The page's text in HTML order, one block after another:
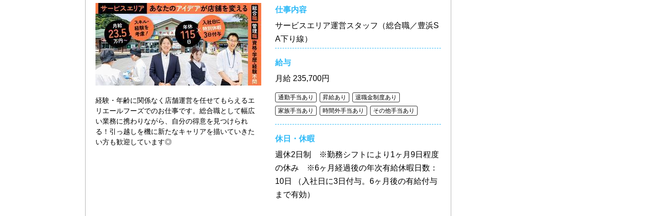
経験・年齢に関係なく店舗運営を任せてもらえるエ
リエールフーズでのお仕事です。総合職として幅広
い業務に携わりながら、自分の得意を見つけられ
る！引っ越しを機に新たなキャリアを描いていきた
い方も歓迎しています◎
仕事内容
サービスエリア運営スタッフ（総合職／豊浜S
A下り線）
給与
月給 235,700円
通勤手当あり 昇給あり
退職金制度あり
家族手当あり
時間外手当あり その他手当あり
休日・休暇
週休2日制 ※勤務シフトにより1ヶ月9日程度
の休み ※6ヶ月経過後の年次有給休暇日数：
10日 （入社日に3日付与。6ヶ月後の有給付与
まで有効）